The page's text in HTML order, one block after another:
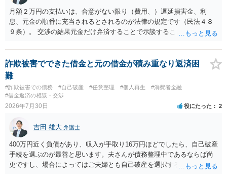
月額２万円の支払いは、合意がない限り（費用、）遅延損害金、利
息、元金の順番に充当されるとされるのが法律の規定です（民法４８
９条）。 交渉の結果元金だけ弁済することで示談することは、弁護士
ることには消極的なことが多いものの、お近くの弁護士にご依頼しチ
ャレンジなさる意義は十分にあると思います。
詐欺被害でできた借金と元の借金が積み重なり返済困
難
#詐欺被害での債務 #自己破産 #任意整理 #個人再生
#消費者金融
#借金返済の相談・交渉
2026年7月30日 役にたった 2
吉田 雄大 弁護士
400万円近く負債があり、収入が手取り16万円ほどでしたら、自己破産
手続を選ぶのが最善と思います。夫さんが債務整理中であるならば尚
更ですし、場合によってはご夫婦とも自己破産を選択する方法もある